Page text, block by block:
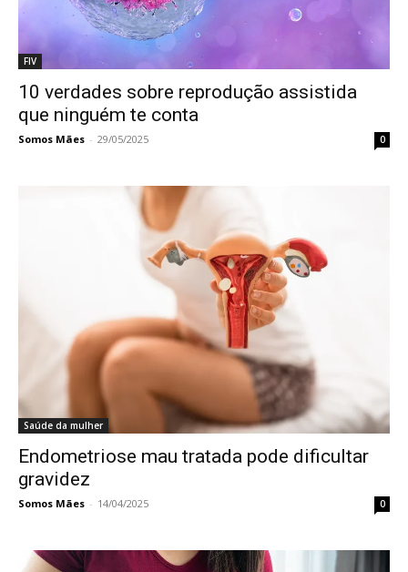
FIV
10 verdades sobre reprodução assistida
que ninguém te conta
Somos Mães - 29/05/2025 0
Saúde da mulher
Endometriose mau tratada pode dificultar
gravidez
Somos Mães - 14/04/2025 0